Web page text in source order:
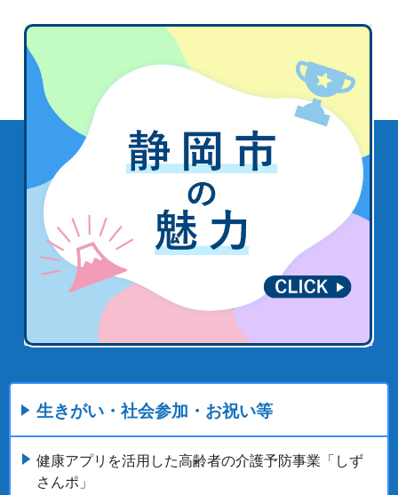
生きがい・社会参加・お祝い等
健康アプリを活用した高齢者の介護予防事業「しず
さんポ」